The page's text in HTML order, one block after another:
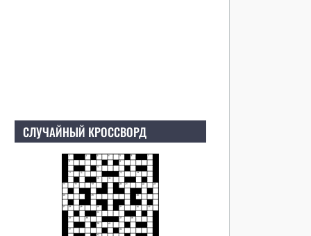
СЛУЧАЙНЫЙ КРОССВОРД